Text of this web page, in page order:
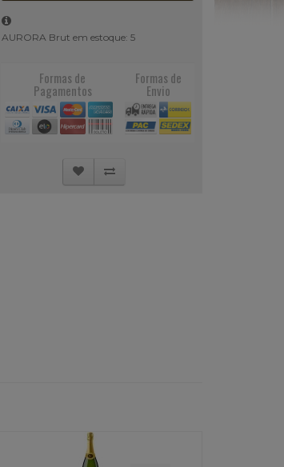
AURORA Brut em estoque: 5
Formas de
Pagamentos
Formas de
Envio